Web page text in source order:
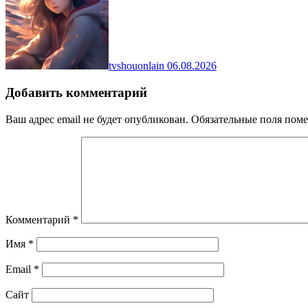
tvshouonlain 06.08.2026
Добавить комментарий
Ваш адрес email не будет опубликован. Обязательные поля
Комментарий *
Имя *
Email *
Сайт